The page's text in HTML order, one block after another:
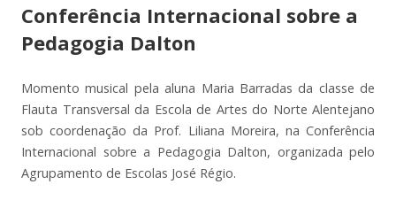
Conferência Internacional sobre a
Pedagogia Dalton
Momento musical pela aluna Maria Barradas da classe de
Flauta Transversal da Escola de Artes do Norte Alentejano
sob coordenação da Prof. Liliana Moreira, na Conferência
Internacional sobre a Pedagogia Dalton, organizada pelo
Agrupamento de Escolas José Régio.